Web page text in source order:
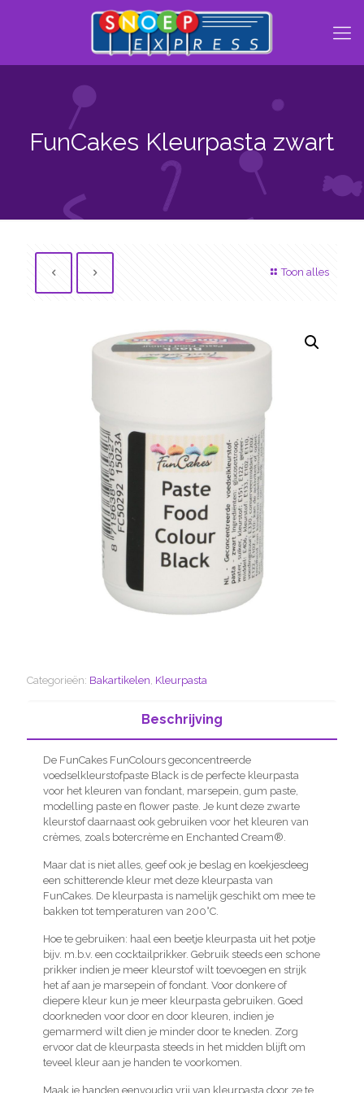
FunCakes Kleurpasta zwart
Toon alles
Categorieën: Bakartikelen, Kleurpasta
Beschrijving
De FunCakes FunColours geconcentreerde
voedselkleurstofpaste Black is de perfecte kleurpasta
voor het kleuren van fondant, marsepein, gum paste,
modelling paste en flower paste. Je kunt deze zwarte
kleurstof daarnaast ook gebruiken voor het kleuren van
crèmes, zoals botercrème en Enchanted Cream®.
Maar dat is niet alles, geef ook je beslag en koekjesdeeg
een schitterende kleur met deze kleurpasta van
FunCakes. De kleurpasta is namelijk geschikt om mee te
bakken tot temperaturen van 200°C.
Hoe te gebruiken: haal een beetje kleurpasta uit het potje
bijv. m.b.v. een cocktailprikker. Gebruik steeds een schone
prikker indien je meer kleurstof wilt toevoegen en strijk
het af aan je marsepein of fondant. Voor donkere of
diepere kleur kun je meer kleurpasta gebruiken. Goed
doorkneden voor door en door kleuren, indien je
gemarmerd wilt dien je minder door te kneden. Zorg
ervoor dat de kleurpasta steeds in het midden blijft om
teveel kleur aan je handen te voorkomen.
Maak je handen eenvoudig vrij van kleurpasta door ze te